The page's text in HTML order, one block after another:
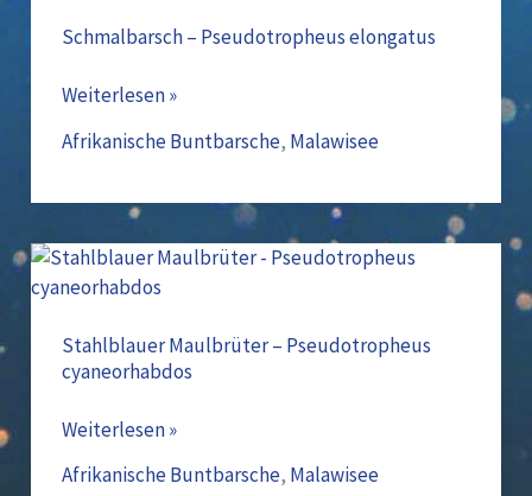
Schmalbarsch – Pseudotropheus elongatus
Pseudotropheus
Weiterlesen »
Afrikanische Buntbarsche, Malawisee
Stahlblauer Maulbrüter – Pseudotropheus
cyaneorhabdos
Stahlblauer
Maulbrüter
Pseudotropheus
cyaneorhabdos
Weiterlesen »
Afrikanische Buntbarsche, Malawisee